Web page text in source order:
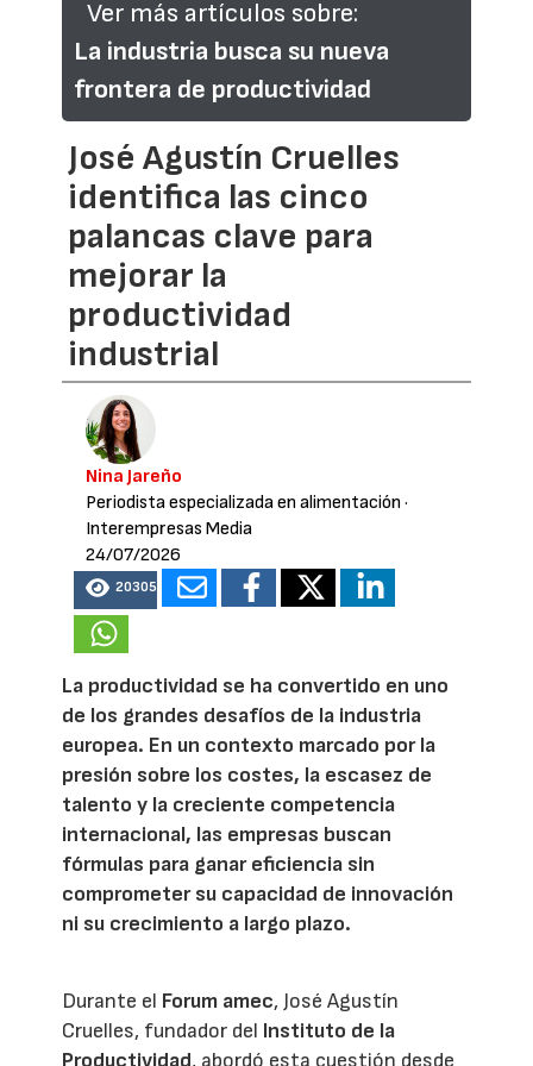
Ver más artículos sobre:
La industria busca su nueva
frontera de productividad
José Agustín Cruelles
identifica las cinco
palancas clave para
mejorar la
productividad
industrial
Nina Jareño
Periodista especializada en alimentación ·
Interempresas Media
24/07/2026
20305
La productividad se ha convertido en uno
de los grandes desafíos de la industria
europea. En un contexto marcado por la
presión sobre los costes, la escasez de
talento y la creciente competencia
internacional, las empresas buscan
fórmulas para ganar eficiencia sin
comprometer su capacidad de innovación
ni su crecimiento a largo plazo.
Durante el Forum amec, José Agustín
Cruelles, fundador del Instituto de la
Productividad, abordó esta cuestión desde